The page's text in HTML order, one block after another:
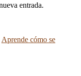
entrada.
Aprende cómo se